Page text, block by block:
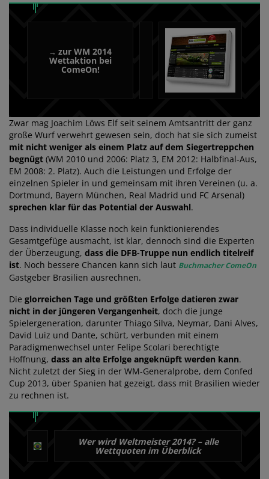
→ zur WM 2014
Wettaktion bei
ComeOn!
Zwar mag Joachim Löws Elf seit seinem Amtsantritt der ganz
große Wurf verwehrt gewesen sein, doch hat sie sich zumeist
mit nicht weniger als einem Platz auf dem Siegertreppchen
begnügt (WM 2010 und 2006: Platz 3, EM 2012: Halbfinal-Aus,
EM 2008: 2. Platz). Auch die Leistungen und Erfolge der
einzelnen Spieler in und gemeinsam mit ihren Vereinen (u. a.
Dortmund, Bayern München, Real Madrid und FC Arsenal)
sprechen klar für das Potential der Auswahl.
Dass individuelle Klasse noch kein funktionierendes
Gesamtgefüge ausmacht, ist klar, dennoch sind die Experten
der Überzeugung, dass die DFB-Truppe nun endlich titelreif
ist. Noch bessere Chancen kann sich laut Buchmacher ComeOn
Gastgeber Brasilien ausrechnen.
Die glorreichen Tage und größten Erfolge datieren zwar
nicht in der jüngeren Vergangenheit, doch die junge
Spielergeneration, darunter Thiago Silva, Neymar, Dani Alves,
David Luiz und Dante, schürt, verbunden mit einem
Paradigmenwechsel unter Felipe Scolari berechtigte
Hoffnung, dass an alte Erfolge angeknüpft werden kann.
Nicht zuletzt der Sieg in der WM-Generalprobe, dem Confed
Cup 2013, über Spanien hat gezeigt, dass mit Brasilien wieder
zu rechnen ist.
Wer wird Weltmeister 2014? – alle
Wettquoten im Überblick